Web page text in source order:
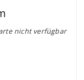
nicht verfügbar